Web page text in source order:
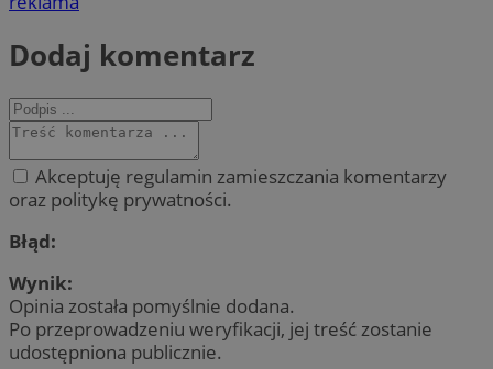
Dodaj komentarz
Akceptuję regulamin zamieszczania komentarzy
oraz politykę prywatności.
Błąd:
Wynik:
Opinia została pomyślnie dodana.
Po przeprowadzeniu weryfikacji, jej treść zostanie
udostępniona publicznie.